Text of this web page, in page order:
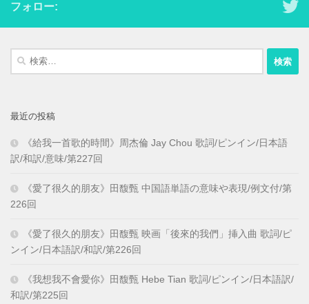
フォロー:
検
索:
最近の投稿
《給我一首歌的時間》周杰倫 Jay Chou 歌詞/ピンイン/日本語
訳/和訳/意味/第227回
《愛了很久的朋友》田馥甄 中国語単語の意味や表現/例文付/第
226回
《愛了很久的朋友》田馥甄 映画「後來的我們」挿入曲 歌詞/ピ
ンイン/日本語訳/和訳/第226回
《我想我不會愛你》田馥甄 Hebe Tian 歌詞/ピンイン/日本語訳/
和訳/第225回